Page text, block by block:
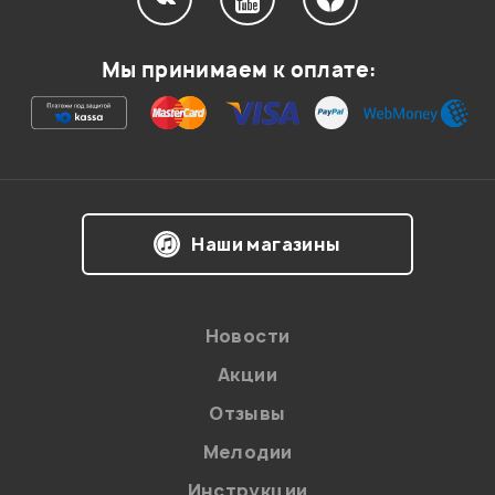
0
Усилитель 400в
Grisha 25.12.2022
Мой отзыв о товаре
Впечатления о товаре:
Мы принимаем к оплате:
Наши магазины
Новости
Акции
Отзывы
Мелодии